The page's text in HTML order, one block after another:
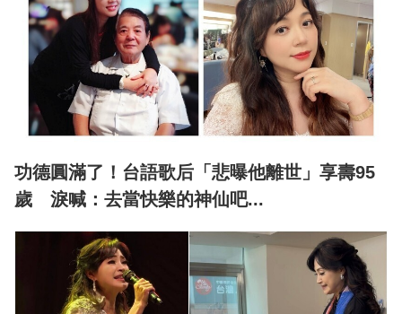
功德圓滿了！台語歌后「悲曝他離世」享壽95
歲 淚喊：去當快樂的神仙吧...